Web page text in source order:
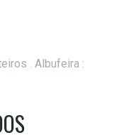
. Albufeira :